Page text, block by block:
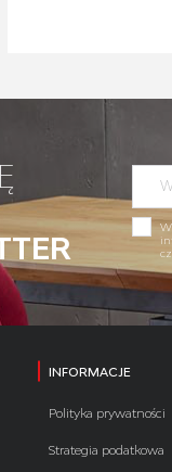
INFORMACJE
Polityka prywatności
Strategia podatkowa